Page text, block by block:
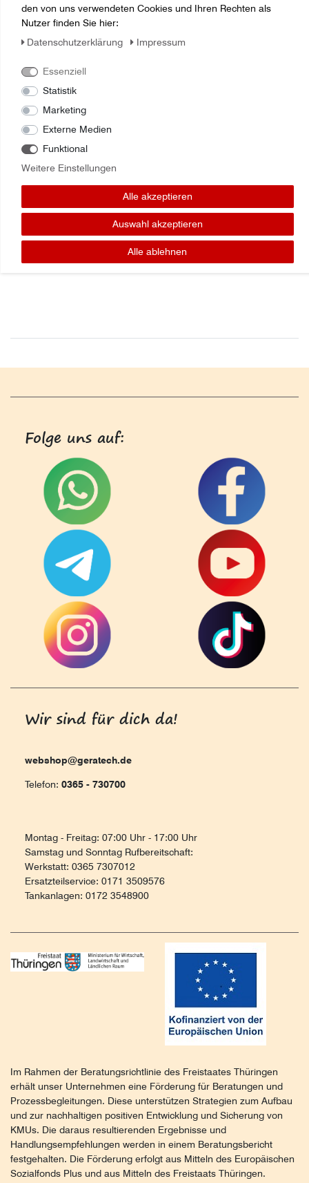
Zuletzt angesehene Artikel:
Folge uns auf:
Wir sind für dich da!
webshop@geratech.de
Telefon: 0365 - 730700
Montag - Freitag: 07:00 Uhr - 17:00 Uhr
Samstag und Sonntag Rufbereitschaft:
Werkstatt: 0365 7307012
Ersatzteilservice: 0171 3509576
Tankanlagen: 0172 3548900
Im Rahmen der Beratungsrichtlinie des Freistaates Thüringen
erhält unser Unternehmen eine Förderung für Beratungen und
Prozessbegleitungen. Diese unterstützen Strategien zum Aufbau
und zur nachhaltigen positiven Entwicklung und Sicherung von
KMUs. Die daraus resultierenden Ergebnisse und
Handlungsempfehlungen werden in einem Beratungsbericht
festgehalten. Die Förderung erfolgt aus Mitteln des Europäischen
Sozialfonds Plus und aus Mitteln des Freistaats Thüringen.
den von uns verwendeten Cookies und Ihren Rechten als
Nutzer finden Sie hier:
Daten­schutz­erklärung
Impressum
Essenziell
Statistik
Marketing
Externe Medien
Funktional
Weitere Einstellungen
Alle akzeptieren
Auswahl akzeptieren
Alle ablehnen